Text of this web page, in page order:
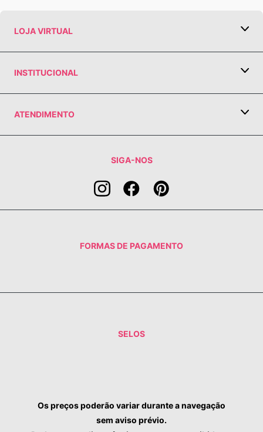
LOJA VIRTUAL
POLÍTICA DE PRIVACIDADE
PERGUNTAS FREQUENTES
INSTITUCIONAL
ATENDIMENTO
do interior utilize o DDD da capital
SIGA-NOS
FORMAS DE PAGAMENTO
SELOS
Os preços poderão variar durante a navegação
sem aviso prévio.